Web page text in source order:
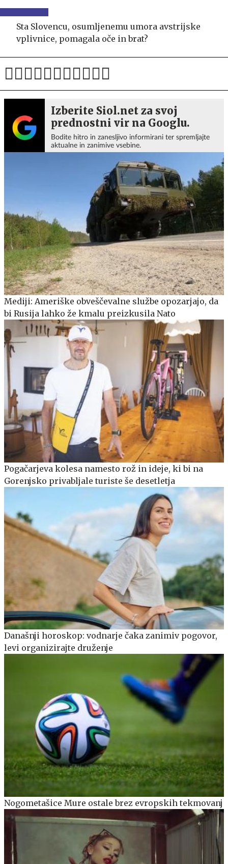
Sta Slovencu, osumljenemu umora avstrijske
vplivnice, pomagala oče in brat?
Izberite Siol.net za svoj
prednostni vir na Googlu.
Bodite hitro in zanesljivo informirani ter spremljajte
aktualne in zanimive vsebine.
Mediji: Ameriške obveščevalne službe opozarjajo, da
bi Rusija lahko že kmalu preizkusila Nato
Pogačarjeva kolesa namesto rož in ideje, ki bi na
Gorenjsko privabljale turiste še desetletja
Današnji horoskop: vodnarje čaka zanimiv pogovor,
levi organizirajte druženje
Nogometašice Mure ostale brez evropskih tekmovanj